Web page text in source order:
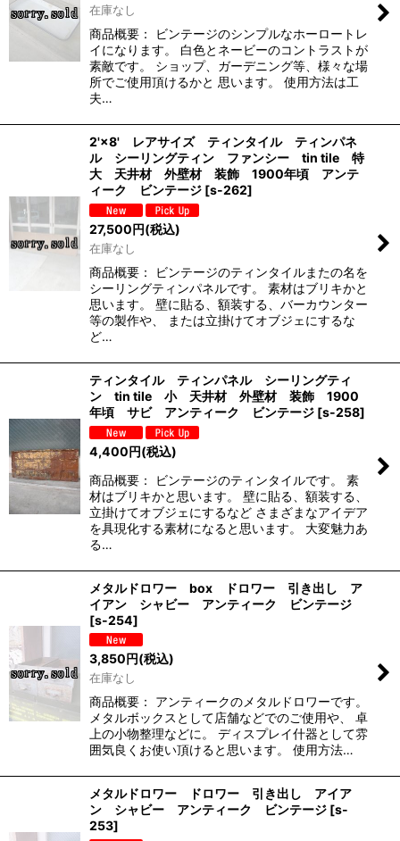
在庫なし
商品概要： ビンテージのシンプルなホーロートレ
イになります。 白色とネービーのコントラストが
素敵です。 ショップ、ガーデニング等、様々な場
所でご使用頂けるかと 思います。 使用方法は工
夫…
2'×8' レアサイズ ティンタイル ティンパネ
ル シーリングティン ファンシー tin tile 特
大 天井材 外壁材 装飾 1900年頃 アンテ
ィーク ビンテージ [s-262]
27,500円(税込)
在庫なし
商品概要： ビンテージのティンタイルまたの名を
シーリングティンパネルです。 素材はブリキかと
思います。 壁に貼る、額装する、バーカウンター
等の製作や、 または立掛けてオブジェにするな
ど…
ティンタイル ティンパネル シーリングティ
ン tin tile 小 天井材 外壁材 装飾 1900
年頃 サビ アンティーク ビンテージ [s-258]
4,400円(税込)
商品概要： ビンテージのティンタイルです。 素
材はブリキかと思います。 壁に貼る、額装する、
立掛けてオブジェにするなど さまざまなアイデア
を具現化する素材になると思います。 大変魅力あ
る…
メタルドロワー box ドロワー 引き出し ア
イアン シャビー アンティーク ビンテージ
[s-254]
3,850円(税込)
在庫なし
商品概要： アンティークのメタルドロワーです。
メタルボックスとして店舗などでのご使用や、 卓
上の小物整理などに。 ディスプレイ什器として雰
囲気良くお使い頂けると思います。 使用方法…
メタルドロワー ドロワー 引き出し アイア
ン シャビー アンティーク ビンテージ [s-
253]